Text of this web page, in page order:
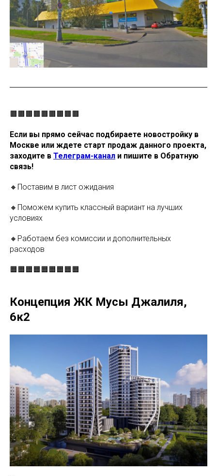
🟧🟧🟧🟧🟧🟧🟧🟧🟧
Если вы прямо сейчас подбираете новостройку в
Москве или ждете старт продаж данного проекта,
заходите в Телеграм-канал и пишите в Обратную
связь!
🔸Поставим в лист ожидания
🔸Поможем купить классный вариант на лучших
условиях
🔸Работаем без комиссии и дополнительных
расходов
🟧🟧🟧🟧🟧🟧🟧🟧🟧
Концепция ЖК Мусы Джалиля,
6к2